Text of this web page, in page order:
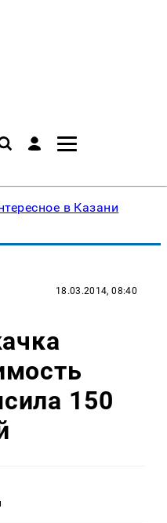
в Казани
18.03.2014, 08:40
150